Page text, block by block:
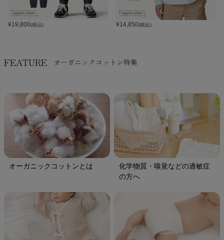
¥19,800(税込) ¥14,850(税込)
FEATURE オーガニックコットン特集
オーガニックコットンとは
化学物質・嗅覚などの過敏症
の方へ